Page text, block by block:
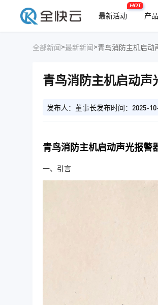
最新活动
HOT
产
全部新闻>最新新闻>青鸟消防主机启动
青鸟消防主机启动声
发布人：董事长发布时间：2025-
青鸟消防主机启动声光报警
一、引言